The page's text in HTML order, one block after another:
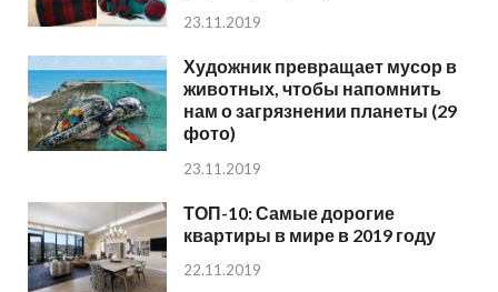
23.11.2019
Художник превращает мусор в
животных, чтобы напомнить
нам о загрязнении планеты (29
фото)
23.11.2019
ТОП-10: Самые дорогие
квартиры в мире в 2019 году
22.11.2019